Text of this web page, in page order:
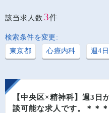
該当求人数 3件
検索条件を変更:
東京都
心療内科 週4
【中央区×精神科】週3日
談可能な求人です。＊＊